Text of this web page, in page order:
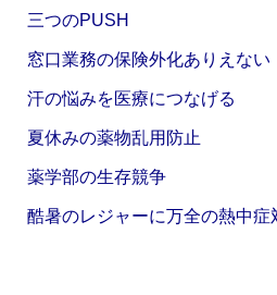
三つのPUSH
窓口業務の保険外化ありえない
汗の悩みを医療につなげる
夏休みの薬物乱用防止
薬学部の生存競争
酷暑のレジャーに万全の熱中症